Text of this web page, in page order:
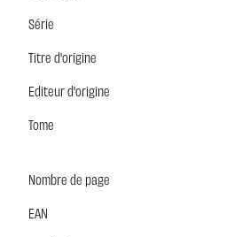
Série
Titre d'origine
Editeur d'origine
Tome
Nombre de page
EAN